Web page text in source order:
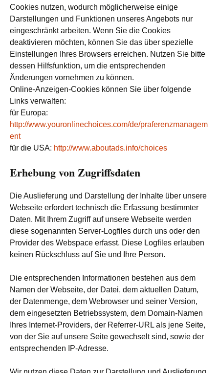
Cookies nutzen, wodurch möglicherweise einige
Darstellungen und Funktionen unseres Angebots nur
eingeschränkt arbeiten. Wenn Sie die Cookies
deaktivieren möchten, können Sie das über spezielle
Einstellungen Ihres Browsers erreichen. Nutzen Sie bitte
dessen Hilfsfunktion, um die entsprechenden
Änderungen vornehmen zu können.
Online-Anzeigen-Cookies können Sie über folgende
Links verwalten:
für Europa:
http://www.youronlinechoices.com/de/praferenzmanagem
ent
für die USA: http://www.aboutads.info/choices
Erhebung von Zugriffsdaten
Die Auslieferung und Darstellung der Inhalte über unsere
Webseite erfordert technisch die Erfassung bestimmter
Daten. Mit Ihrem Zugriff auf unsere Webseite werden
diese sogenannten Server-Logfiles durch uns oder den
Provider des Webspace erfasst. Diese Logfiles erlauben
keinen Rückschluss auf Sie und Ihre Person.
Die entsprechenden Informationen bestehen aus dem
Namen der Webseite, der Datei, dem aktuellen Datum,
der Datenmenge, dem Webrowser und seiner Version,
dem eingesetzten Betriebssystem, dem Domain-Namen
Ihres Internet-Providers, der Referrer-URL als jene Seite,
von der Sie auf unsere Seite gewechselt sind, sowie der
entsprechenden IP-Adresse.